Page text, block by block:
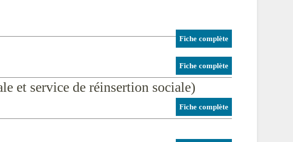
Fiche complète
Fiche complète
et service de réinsertion sociale)
Fiche complète